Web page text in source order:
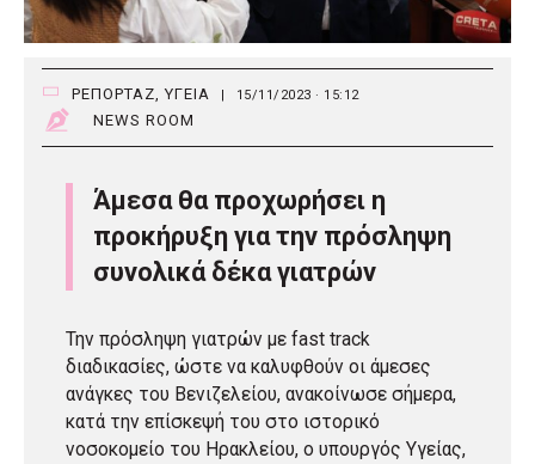
ΡΕΠΟΡΤΑΖ ,ΥΓΕΙΑ | 15/11/2023 · 15:12
NEWS ROOM
Άμεσα θα προχωρήσει η
προκήρυξη για την πρόσληψη
συνολικά δέκα γιατρών
Την πρόσληψη γιατρών με fast track
διαδικασίες, ώστε να καλυφθούν οι άμεσες
ανάγκες του Βενιζελείου, ανακοίνωσε σήμερα,
κατά την επίσκεψή του στο ιστορικό
νοσοκομείο του Ηρακλείου, ο υπουργός Υγείας,